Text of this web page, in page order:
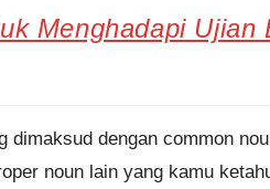
Menghadapi
dimaksud dengan common
noun lain yang kamu